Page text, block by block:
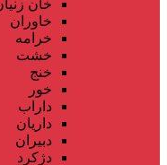
خان
خاوران
خرامه
خشت
خنج
خور
داراب
داریان
دبیران
دژکرد